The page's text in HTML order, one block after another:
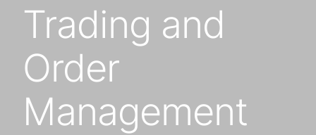
Trading and
Order
Management